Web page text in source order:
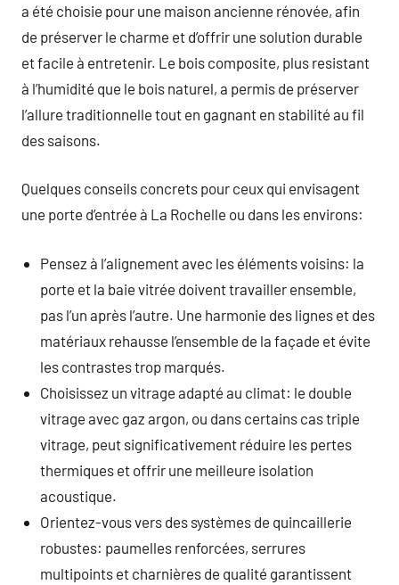
a été choisie pour une maison ancienne rénovée, afin
de préserver le charme et d’offrir une solution durable
et facile à entretenir. Le bois composite, plus resistant
à l’humidité que le bois naturel, a permis de préserver
l’allure traditionnelle tout en gagnant en stabilité au fil
des saisons.
Quelques conseils concrets pour ceux qui envisagent
une porte d’entrée à La Rochelle ou dans les environs:
Pensez à l’alignement avec les éléments voisins: la
porte et la baie vitrée doivent travailler ensemble,
pas l’un après l’autre. Une harmonie des lignes et des
matériaux rehausse l’ensemble de la façade et évite
les contrastes trop marqués.
Choisissez un vitrage adapté au climat: le double
vitrage avec gaz argon, ou dans certains cas triple
vitrage, peut significativement réduire les pertes
thermiques et offrir une meilleure isolation
acoustique.
Orientez-vous vers des systèmes de quincaillerie
robustes: paumelles renforcées, serrures
multipoints et charnières de qualité garantissent